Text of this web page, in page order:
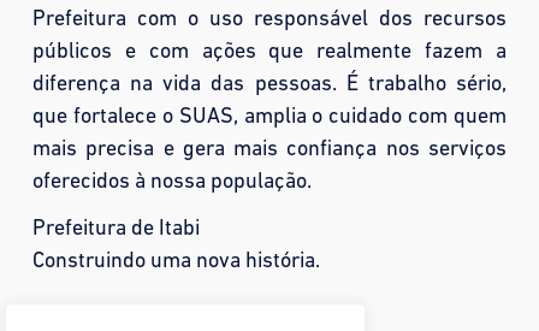
Prefeitura com o uso responsável dos recursos
públicos e com ações que realmente fazem a
diferença na vida das pessoas. É trabalho sério,
que fortalece o SUAS, amplia o cuidado com quem
mais precisa e gera mais confiança nos serviços
oferecidos à nossa população.
Prefeitura de Itabi
Construindo uma nova história.